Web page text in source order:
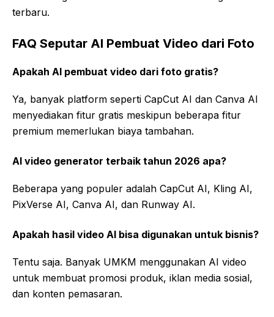
terbaru.
FAQ Seputar AI Pembuat Video dari Foto
Apakah AI pembuat video dari foto gratis?
Ya, banyak platform seperti CapCut AI dan Canva AI
menyediakan fitur gratis meskipun beberapa fitur
premium memerlukan biaya tambahan.
AI video generator terbaik tahun 2026 apa?
Beberapa yang populer adalah CapCut AI, Kling AI,
PixVerse AI, Canva AI, dan Runway AI.
Apakah hasil video AI bisa digunakan untuk bisnis?
Tentu saja. Banyak UMKM menggunakan AI video
untuk membuat promosi produk, iklan media sosial,
dan konten pemasaran.